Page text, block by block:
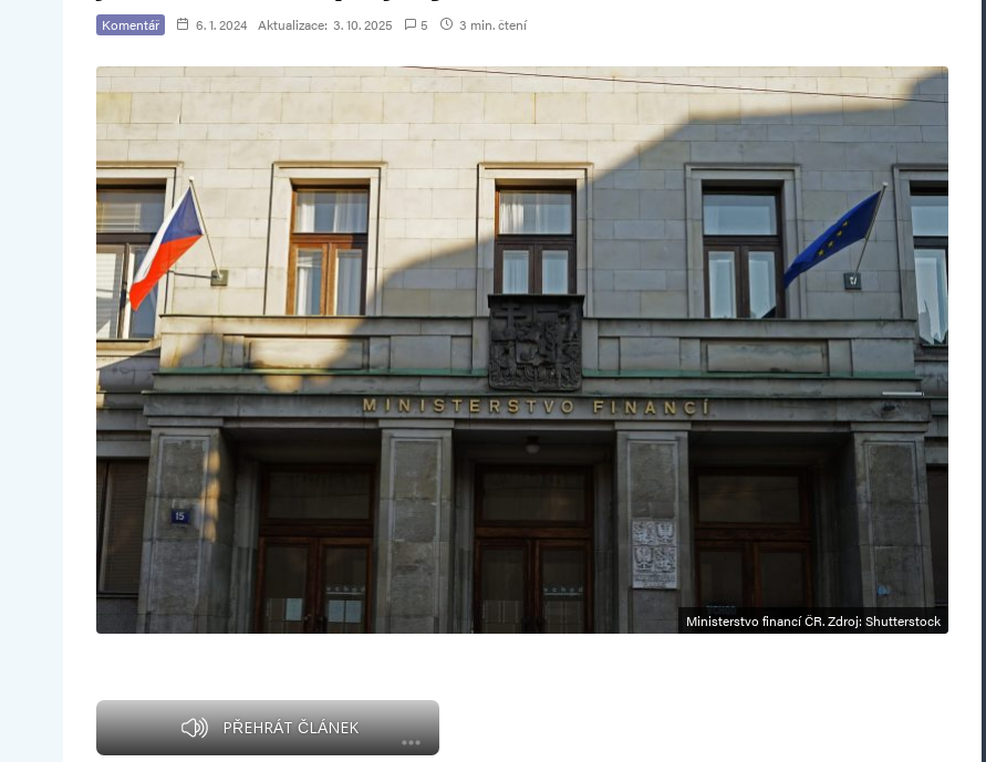
Komentář 6. 1. 2024 Aktualizace: 3. 10. 2025 5 3 min. čtení
Ministerstvo financí ČR. Zdroj: Shutterstock
PŘEHRÁT ČLÁNEK